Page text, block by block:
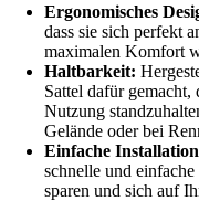
Ergonomisches
dass sie sich perfekt
maximalen Komfort
Haltbarkeit:
Sattel dafür gemacht,
Nutzung
Gelände oder bei
Einfache
schnelle und
sparen und sich auf